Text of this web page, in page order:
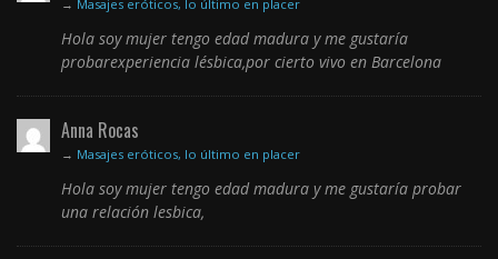
→ Masajes eróticos, lo último en placer
Hola soy mujer tengo edad madura y me gustaría
probarexperiencia lésbica,por cierto vivo en Barcelona
Anna Rocas
→ Masajes eróticos, lo último en placer
Hola soy mujer tengo edad madura y me gustaría probar
una relación lesbica,